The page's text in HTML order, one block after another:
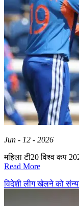
Jun - 12 - 2026
महिला टी20 विश्व कप
Read More
विदेशी लीग खेलने को